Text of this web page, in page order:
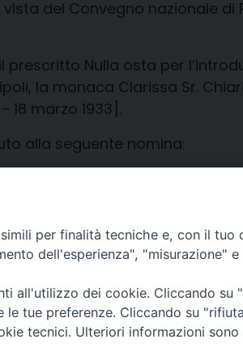
del Convegno nazionale
Nulla osta per
la monaca Clarissa Sr.
18 marzo 1933].
alla seguente nomina:
per finalità tecniche e, con il tuo
dell'esperienza", "misurazione"
all'utilizzo dei cookie. Cliccando su
tue preferenze. Cliccando su
tecnici. Ulteriori informazioni sono